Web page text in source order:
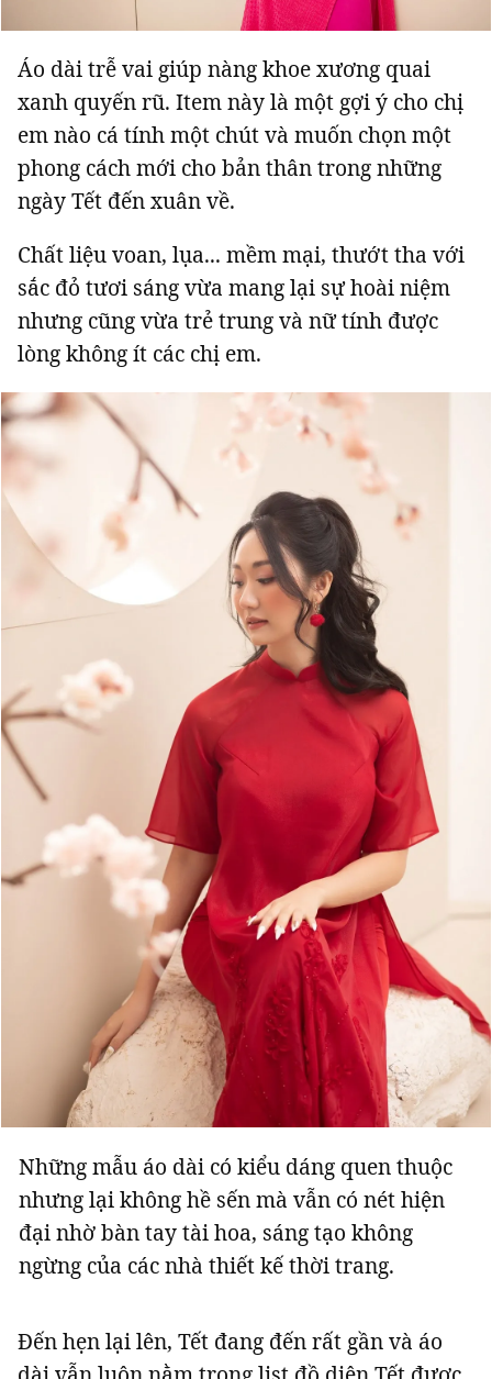
Áo dài trễ vai giúp nàng khoe xương quai
xanh quyến rũ. Item này là một gợi ý cho chị
em nào cá tính một chút và muốn chọn một
phong cách mới cho bản thân trong những
ngày Tết đến xuân về.
Chất liệu voan, lụa... mềm mại, thướt tha với
sắc đỏ tươi sáng vừa mang lại sự hoài niệm
nhưng cũng vừa trẻ trung và nữ tính được
lòng không ít các chị em.
Những mẫu áo dài có kiểu dáng quen thuộc
nhưng lại không hề sến mà vẫn có nét hiện
đại nhờ bàn tay tài hoa, sáng tạo không
ngừng của các nhà thiết kế thời trang.
Đến hẹn lại lên, Tết đang đến rất gần và áo